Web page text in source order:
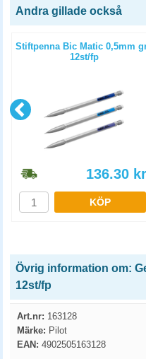
Andra gillade också
Stiftpenna Bic Matic 0,5mm
12st/fp
136.30 kr
KÖP
Övrig information om:
12st/fp
Art.nr: 163128
Märke: Pilot
EAN: 4902505163128